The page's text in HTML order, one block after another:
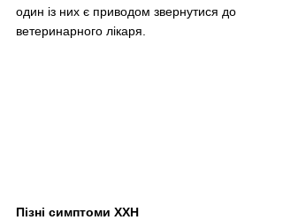
один із них є приводом звернутися до
ветеринарного лікаря.
Пізні симптоми ХХН